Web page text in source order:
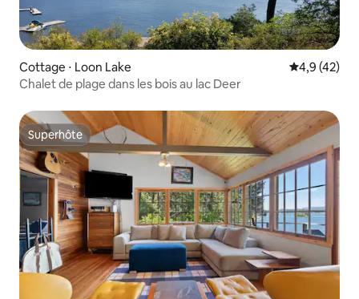
Cottage ⋅ Loon Lake Évaluation
4,9 (42)
Chalet de plage dans les bois au lac Deer
Superhôte
Superhôte